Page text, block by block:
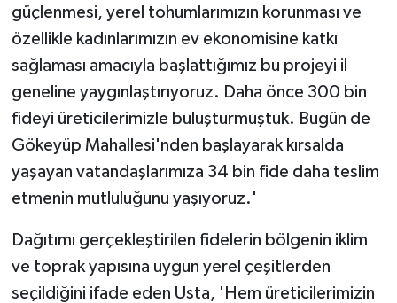
güçlenmesi, yerel tohumlarımızın korunması ve
özellikle kadınlarımızın ev ekonomisine katkı
sağlaması amacıyla başlattığımız bu projeyi il
geneline yaygınlaştırıyoruz. Daha önce 300 bin
fideyi üreticilerimizle buluşturmuştuk. Bugün de
Gökeyüp Mahallesi'nden başlayarak kırsalda
yaşayan vatandaşlarımıza 34 bin fide daha teslim
etmenin mutluluğunu yaşıyoruz.'
Dağıtımı gerçekleştirilen fidelerin bölgenin iklim
ve toprak yapısına uygun yerel çeşitlerden
seçildiğini ifade eden Usta, 'Hem üreticilerimizin